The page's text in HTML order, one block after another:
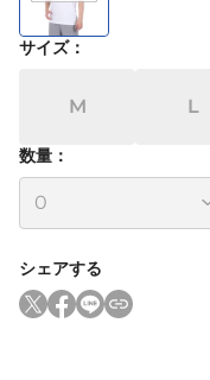
サイズ：
M L
数量：
シェアする